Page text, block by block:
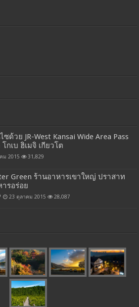
ซด้วย JR-West Kansai Wide Area Pass
กเบ ฮิเมจิ เกียวโต
ม 2015 31,829
Green ร้านอาหารเขาใหญ่ ปราสาท
ารอร่อย
23 ตุลาคม 2015 28,087